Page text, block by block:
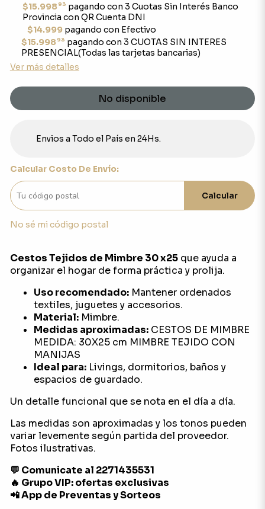
$15.99893 pagando con 3 Cuotas Sin Interés Banco
Provincia con QR Cuenta DNI
$14.999pagando con Efectivo
$15.99893 pagando con 3 CUOTAS SIN INTERES
PRESENCIAL(Todas las tarjetas bancarias)
Ver más detalles
No disponible
Envios a Todo el País en 24Hs.
Calcular Costo De Envío:
Calcular
No sé mi código postal
Cestos Tejidos de Mimbre 30 x25que ayuda a
organizar el hogar de forma práctica y prolija.
Uso recomendado:Mantener ordenados
textiles, juguetes y accesorios.
Material:Mimbre.
Medidas aproximadas:CESTOS DE MIMBRE
MEDIDA: 30X25 cm MIMBRE TEJIDO CON
MANIJAS
Ideal para:Livings, dormitorios, baños y
espacios de guardado.
Un detalle funcional que se nota en el día a día.
Las medidas son aproximadas y los tonos pueden
variar levemente según partida del proveedor.
Fotos ilustrativas.
💬 Comunicate al 2271435531
🔥 Grupo VIP: ofertas exclusivas
📲 App de Preventas y Sorteos